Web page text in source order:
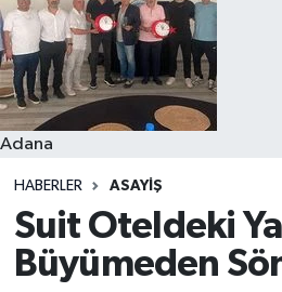
Adana
HABERLER ASAYIŞ
Suit Oteldeki
Büyümeden
Resmi İlanlar